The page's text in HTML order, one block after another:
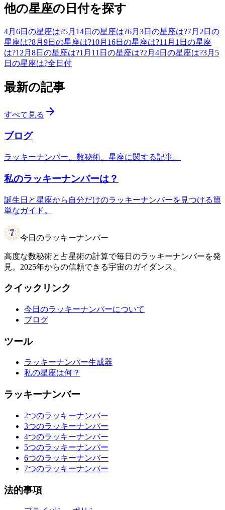
他の星座の日付を探す
4月6日の星座は?5月14日の星座は?6月3日の星座は?7月2日の
星座は?8月9日の星座は?10月16日の星座は?11月1日の星座
は?12月8日の星座は?1月11日の星座は?2月4日の星座は?3月5
日の星座は?全日付
最新の記事
すべて見る
ブログ
ラッキーナンバー、数秘術、星座に関する記事。
私のラッキーナンバーは？
誕生日と星座から自分だけのラッキーナンバーを見つける簡
単なガイド。
今日のラッキーナンバー
高度な数秘術と占星術の計算で毎日のラッキーナンバーを発
見。2025年からの信頼できる宇宙のガイダンス。
クイックリンク
今日のラッキーナンバーについて
ブログ
ツール
ラッキーナンバー生成器
私の星座は何？
ラッキーナンバー
2つのラッキーナンバー
3つのラッキーナンバー
4つのラッキーナンバー
5つのラッキーナンバー
6つのラッキーナンバー
7つのラッキーナンバー
法的事項